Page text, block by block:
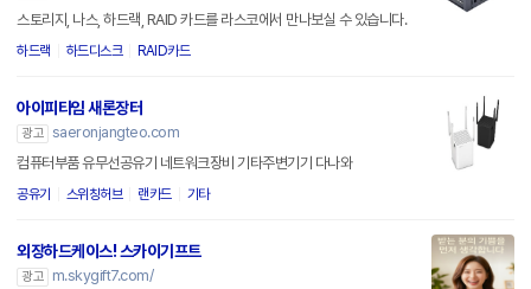
스토리지, 나스, 하드랙, RAID 카드를 라스코에서 만나보실 수 있습니다.
하드랙 하드디스크 RAID카드
아이피타임 새론장터
광고 saeronjangteo.com
컴퓨터부품 유무선공유기 네트워크장비 기타주변기기 다나와
공유기 스위칭허브 랜카드 기타
외장하드케이스! 스카이기프트
광고
m.skygift7.com/